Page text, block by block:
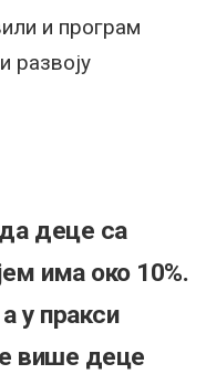
и програм
развоју
деце са
има око 10%.
у пракси
више деце